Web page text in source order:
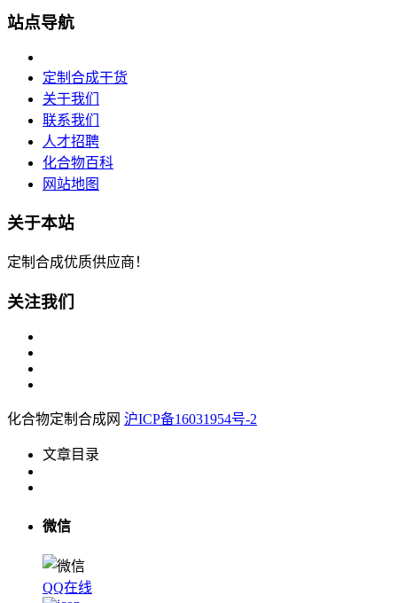
站点导航
定制合成干货
关于我们
联系我们
人才招聘
化合物百科
网站地图
关于本站
定制合成优质供应商！
关注我们
化合物定制合成网 沪ICP备16031954号-2
文章目录
微信
QQ在线